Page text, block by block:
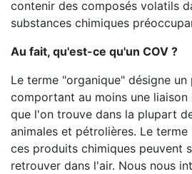
contenir des composés volatils
substances chimiques
Au fait, qu'est-ce qu'un COV ?
Le terme "organique" désigne
comportant au moins une
que l'on trouve dans la plupart
animales et pétrolières. Le
ces produits chimiques peuvent
retrouver dans l'air. Nous nous